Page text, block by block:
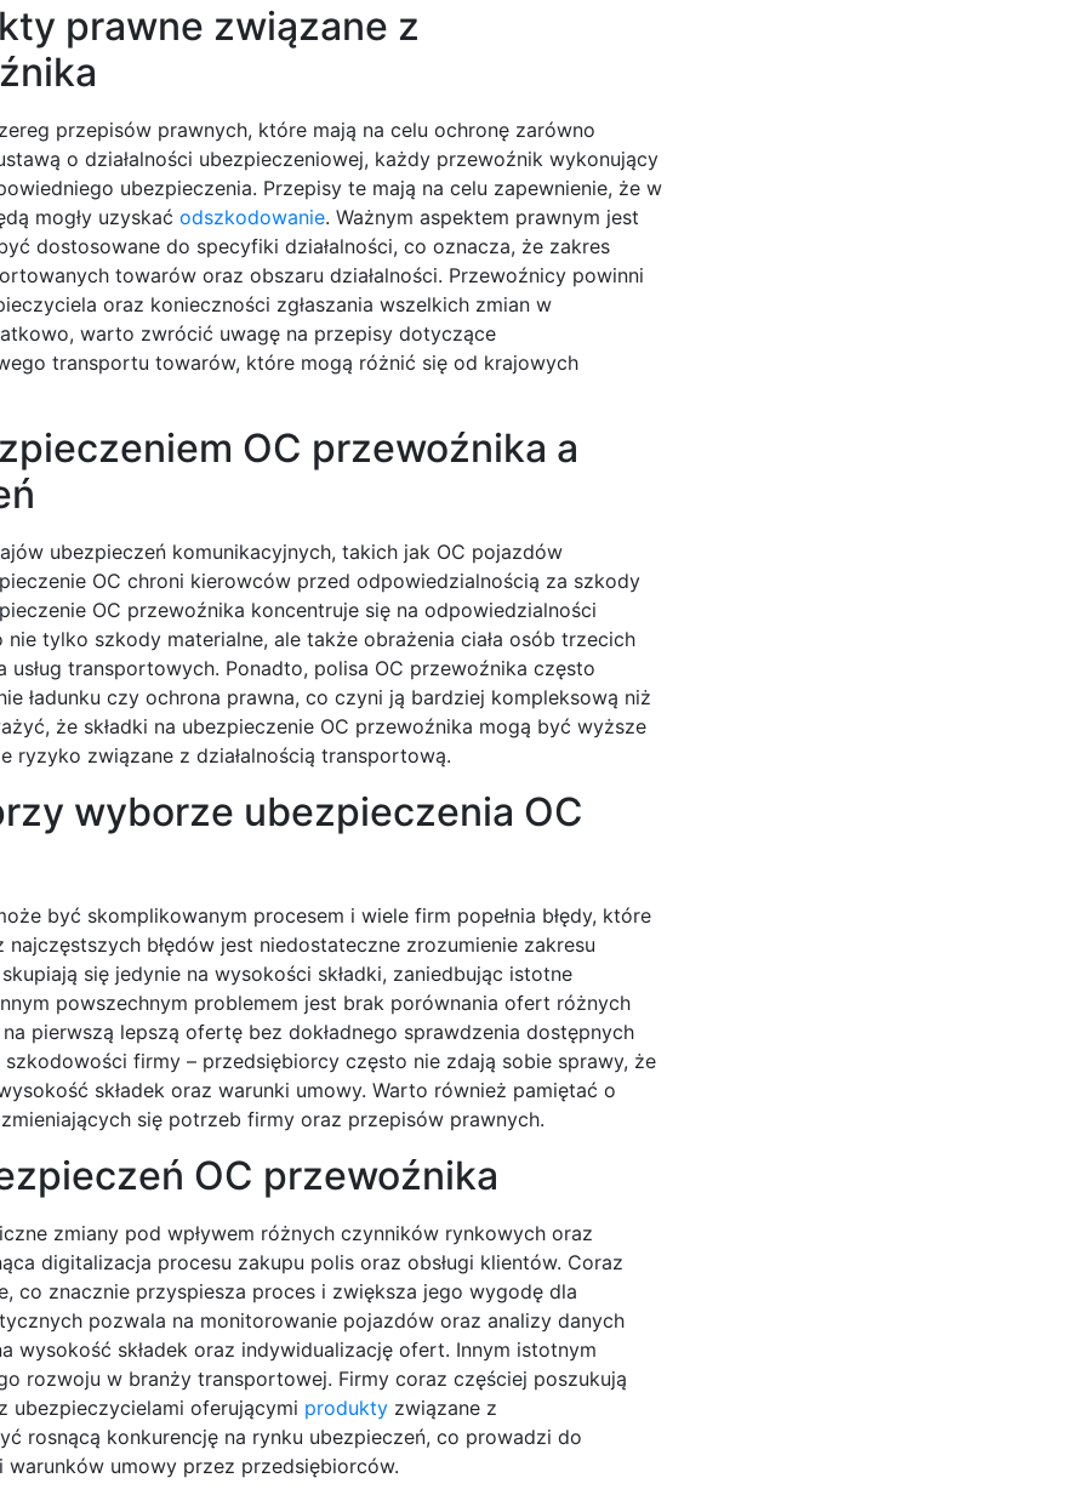
prawne związane z
przepisów prawnych, które mają na celu ochronę zarówno
o działalności ubezpieczeniowej, każdy przewoźnik wykonujący
ubezpieczenia. Przepisy te mają na celu zapewnienie, że w
mogły uzyskać odszkodowanie. Ważnym aspektem prawnym jest
dostosowane do specyfiki działalności, co oznacza, że zakres
towarów oraz obszaru działalności. Przewoźnicy powinni
oraz konieczności zgłaszania wszelkich zmian w
warto zwrócić uwagę na przepisy dotyczące
transportu towarów, które mogą różnić się od krajowych
OC przewoźnika a
ubezpieczeń komunikacyjnych, takich jak OC pojazdów
OC chroni kierowców przed odpowiedzialnością za szkody
OC przewoźnika koncentruje się na odpowiedzialności
tylko szkody materialne, ale także obrażenia ciała osób trzecich
transportowych. Ponadto, polisa OC przewoźnika często
ładunku czy ochrona prawna, co czyni ją bardziej kompleksową niż
że składki na ubezpieczenie OC przewoźnika mogą być wyższe
ryzyko związane z działalnością transportową.
wyborze ubezpieczenia OC
być skomplikowanym procesem i wiele firm popełnia błędy, które
błędów jest niedostateczne zrozumienie zakresu
się jedynie na wysokości składki, zaniedbując istotne
powszechnym problemem jest brak porównania ofert różnych
pierwszą lepszą ofertę bez dokładnego sprawdzenia dostępnych
firmy – przedsiębiorcy często nie zdają sobie sprawy, że
składek oraz warunki umowy. Warto również pamiętać o
się potrzeb firmy oraz przepisów prawnych.
OC przewoźnika
zmiany pod wpływem różnych czynników rynkowych oraz
digitalizacja procesu zakupu polis oraz obsługi klientów. Coraz
co znacznie przyspiesza proces i zwiększa jego wygodę dla
pozwala na monitorowanie pojazdów oraz analizy danych
wysokość składek oraz indywidualizację ofert. Innym istotnym
rozwoju w branży transportowej. Firmy coraz częściej poszukują
ubezpieczycielami oferującymi produkty związane z
rosnącą konkurencję na rynku ubezpieczeń, co prowadzi do
umowy przez przedsiębiorców.